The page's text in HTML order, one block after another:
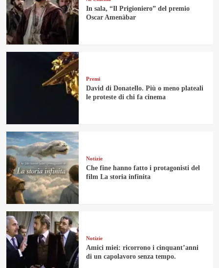
In sala, “Il Prigioniero” del premio
Oscar Amenàbar
Premi
David di Donatello. Più o meno plateali
le proteste di chi fa cinema
Notizie
Che fine hanno fatto i protagonisti del
film La storia infinita
Notizie
Amici miei: ricorrono i cinquant’anni
di un capolavoro senza tempo.